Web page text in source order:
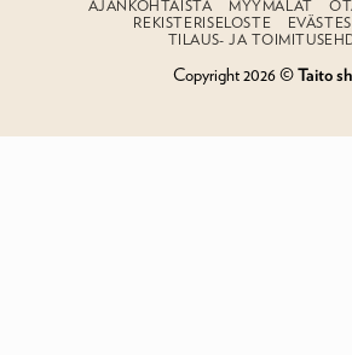
AJANKOHTAISTA MYYMÄLÄT
REKISTERISELOSTE
TILAUS- JA
Copyright 2026 ©Taito